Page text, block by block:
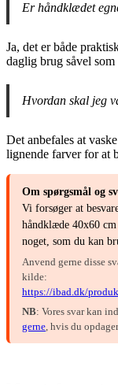
Er håndklædet
Ja, det er både
daglig brug såvel som
Hvordan skal jeg
Det anbefales at
lignende farver for at
Om spørgsmål og
Vi forsøger at
håndklæde 40x60
noget, som du kan
Anvend gerne disse
kilde:
https://ibad.dk/
NB: Vores svar kan
gerne , hvis du